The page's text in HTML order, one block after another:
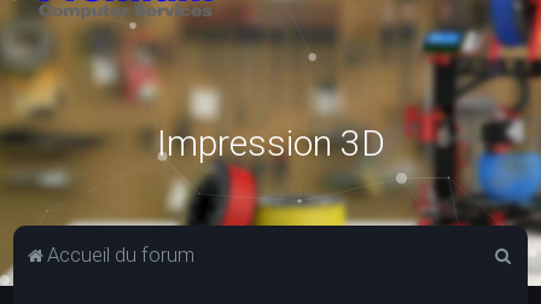
Impression 3D
Accueil du forum